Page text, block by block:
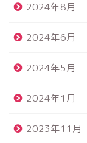
2024年8月
2024年6月
2024年5月
2024年1月
2023年11月